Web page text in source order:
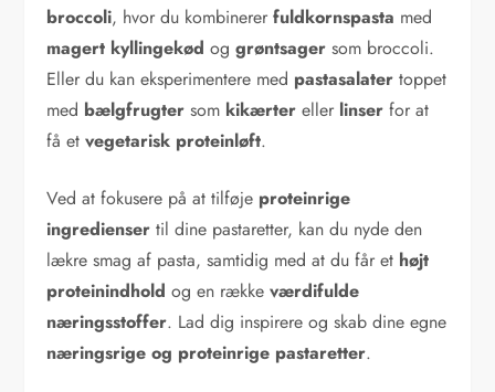
broccoli, hvor du kombinererfuldkornspasta med
magert kyllingekød oggrøntsager som broccoli.
Eller du kan eksperimentere med pastasalater toppet
med bælgfrugter som kikærter eller linser for at
få etvegetarisk proteinløft.
Ved at fokusere på at tilføje proteinrige
ingredienser til dine pastaretter, kan du nyde den
lækre smag af pasta, samtidig med at du får et højt
proteinindhold og en rækkeværdifulde
næringsstoffer. Lad dig inspirere og skab dine egne
næringsrige og proteinrige pastaretter.